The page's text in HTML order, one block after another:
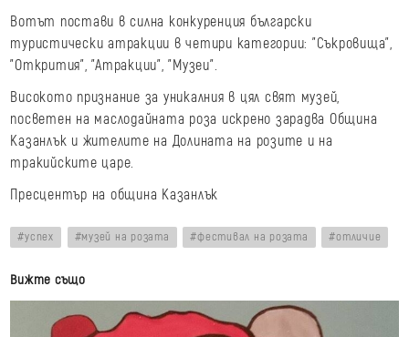
Вотът постави в силна конкуренция български
туристически атракции в четири категории: "Съкровища",
"Открития", "Атракции", "Музеи".
Високото признание за уникалния в цял свят музей,
посветен на маслодайната роза искрено зарадва Община
Казанлък и жителите на Долината на розите и на
тракийските царе.
Пресцентър на община Казанлък
успех музей на розата фестивал на розата отличие
Вижте също